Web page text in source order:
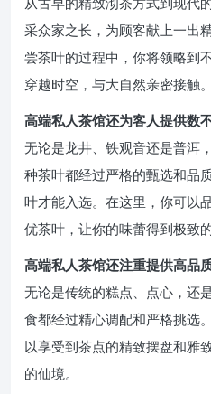
采众家之长，为顾客献上一出
尝茶叶的过程中，你将领略到
穿越时空，与大自然亲密接触。
高端私人茶馆还为客人提供数
无论是龙井、铁观音还是普洱
种茶叶都经过严格的甄选和品
叶才能入选。在这里，你可以
优茶叶，让你的味蕾得到极致的
高端私人茶馆还注重提供高品
无论是传统的糕点、点心，还
食都经过精心调配和严格挑选
以享受到茶点的精致摆盘和雅
的仙境。